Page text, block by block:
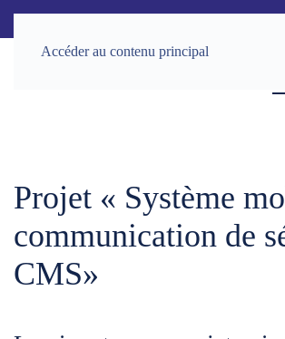
Accéder au contenu principal
Projet « Système
communication de
CMS»